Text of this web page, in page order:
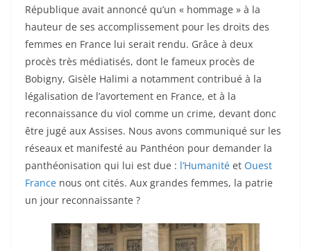
République avait annoncé qu’un « hommage » à la
hauteur de ses accomplissement pour les droits des
femmes en France lui serait rendu. Grâce à deux
procès très médiatisés, dont le fameux procès de
Bobigny, Gisèle Halimi a notamment contribué à la
légalisation de l’avortement en France, et à la
reconnaissance du viol comme un crime, devant donc
être jugé aux Assises. Nous avons communiqué sur les
réseaux et manifesté au Panthéon pour demander la
panthéonisation qui lui est due : l’Humanité et Ouest
France nous ont cités. Aux grandes femmes, la patrie
un jour reconnaissante ?